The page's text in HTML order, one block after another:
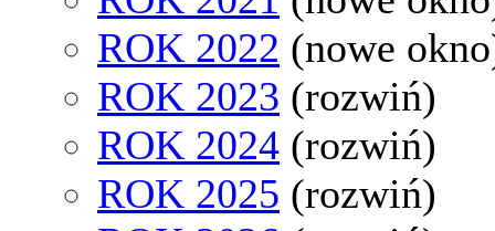
ROK 2022 (nowe
ROK 2023 (rozwiń)
ROK 2024 (rozwiń)
ROK 2025 (rozwiń)